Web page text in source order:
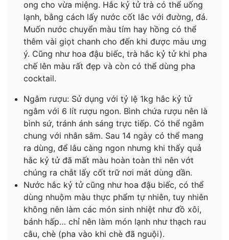
ong cho vừa miệng. Hắc kỷ tử trà có thể uống
lạnh, bằng cách lấy nước cốt lắc với đường, đá.
Muốn nước chuyển màu tím hay hồng có thể
thêm vài giọt chanh cho đến khi được màu ưng
ý. Cũng như hoa đậu biếc, trà hắc kỷ tử khi pha
chế lên màu rất đẹp và còn có thể dùng pha
cocktail.
Ngâm rượu: Sử dụng với tỷ lệ 1kg hắc kỷ tử
ngâm với 6 lít rượu ngon. Bình chứa rượu nên là
bình sứ, tránh ánh sáng trực tiếp. Có thể ngâm
chung với nhân sâm. Sau 14 ngày có thể mang
ra dùng, để lâu càng ngon nhưng khi thấy quả
hắc kỷ tử đã mất màu hoàn toàn thì nên vớt
chúng ra chắt lấy cốt trữ nơi mát dùng dần.
Nước hắc kỷ tử cũng như hoa đậu biếc, có thể
dùng nhuộm màu thực phẩm tự nhiên, tuy nhiên
không nên làm các món sinh nhiệt như đồ xôi,
bánh hấp… chỉ nên làm món lạnh như thạch rau
câu, chè (pha vào khi chè đã nguội).